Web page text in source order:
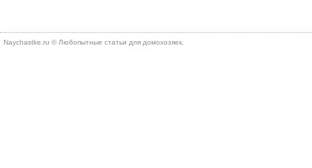
Naychastke.ru © Любопытные статьи для домохозяек.